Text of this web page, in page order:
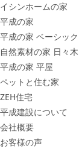
イシンホームの家
平成の家
平成の家 ベーシック
自然素材の家 日々木
平成の家 平屋
ペットと住む家
ZEH住宅
平成建設について
会社概要
お客様の声